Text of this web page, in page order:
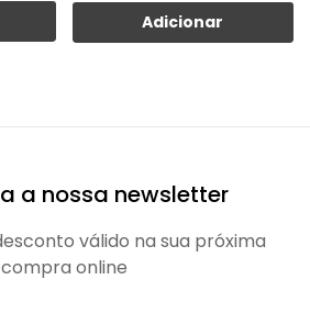
Adicionar
a nossa newsletter
válido na sua próxima
compra online